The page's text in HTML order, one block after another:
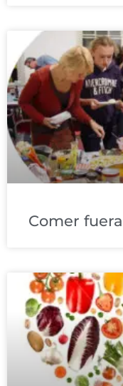
Comer